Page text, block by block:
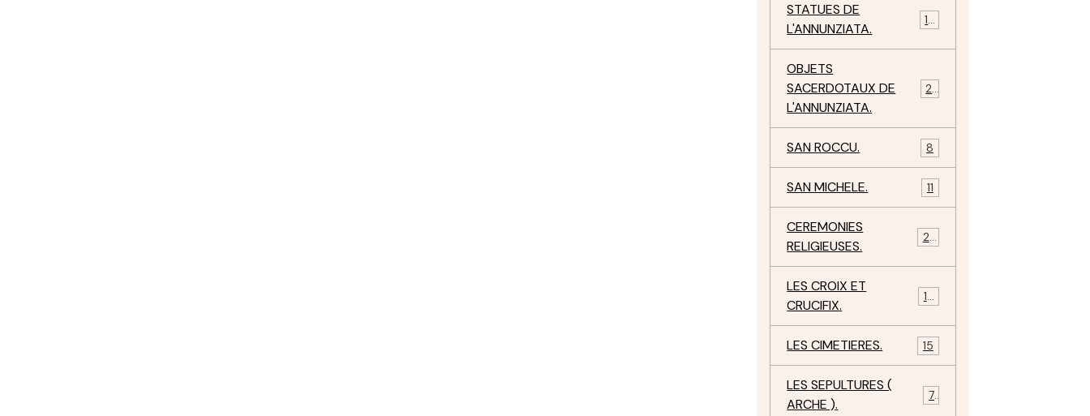
STATUES DE
L'ANNUNZIATA.
15
OBJETS
SACERDOTAUX DE
L'ANNUNZIATA.
24
SAN ROCCU. 8
SAN MICHELE. 11
CEREMONIES
RELIGIEUSES.
23
LES CROIX ET
CRUCIFIX.
18
LES CIMETIERES. 15
LES SEPULTURES (
ARCHE ).
7